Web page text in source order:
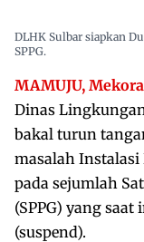
DLHK Sulbar siapkan
SPPG.
MAMUJU,
Dinas
bakal turun
masalah Instalasi
pada sejumlah
(SPPG) yang
(suspend).